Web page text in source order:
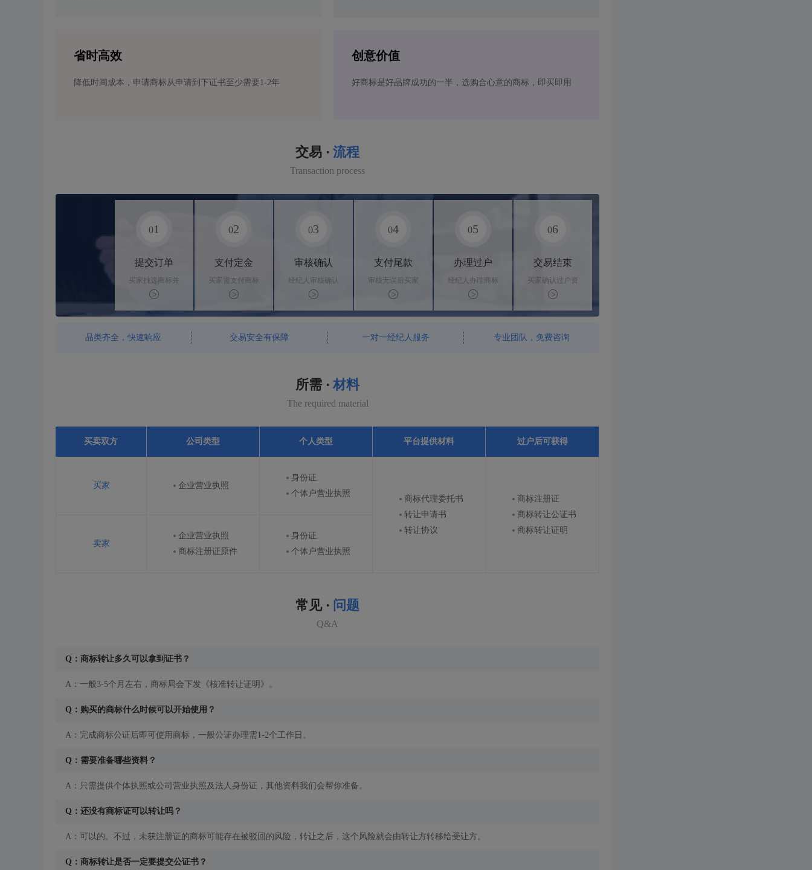
省时高效
降低时间成本，申请商标从申请到下证书至少需要1-2年
创意价值
好商标是好品牌成功的一半，选购合心意的商标，即买即用
交易 · 流程
Transaction process
01
提交订单
买家挑选商标并
下单
02
支付定金
买家需支付商标
标价的10%的购
买订金
03
审核确认
经纪人审核确认
商标状态
04
支付尾款
审核无误后买家
支付尾款，卖家
办理相关手续
05
办理过户
经纪人办理商标
转让手续，交付
相关证书
06
交易结束
买家确认过户资
料后，平台解冻
资金支付卖家
品类齐全，快速响应 交易安全有保障 一对一经纪人服务 专业团队，免费咨询
所需 · 材料
The required material
买卖双方 公司类型 个人类型 平台提供材料 过户后可获得
买家 企业营业执照
身份证
个体户营业执照
商标代理委托书
转让申请书
转让协议
商标注册证
商标转让公证书
商标转让证明
卖家
企业营业执照
商标注册证原件
身份证
个体户营业执照
常见 · 问题
Q&A
Q：商标转让多久可以拿到证书？
A：一般3-5个月左右，商标局会下发《核准转让证明》。
Q：购买的商标什么时候可以开始使用？
A：完成商标公证后即可使用商标，一般公证办理需1-2个工作日。
Q：需要准备哪些资料？
A：只需提供个体执照或公司营业执照及法人身份证，其他资料我们会帮你准备。
Q：还没有商标证可以转让吗？
A：可以的。不过，未获注册证的商标可能存在被驳回的风险，转让之后，这个风险就会由转让方转移给受让方。
Q：商标转让是否一定要提交公证书？